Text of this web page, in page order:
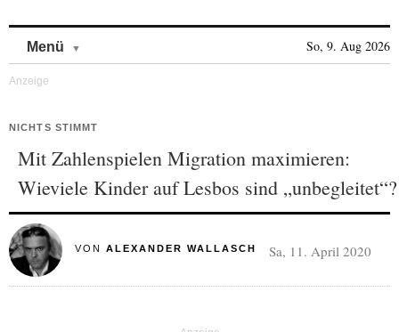
Menü So, 9. Aug 2026
NICHTS STIMMT
Mit Zahlenspielen Migration maximieren:
Wieviele Kinder auf Lesbos sind „unbegleitet“?
VON ALEXANDER WALLASCH Sa, 11. April 2020